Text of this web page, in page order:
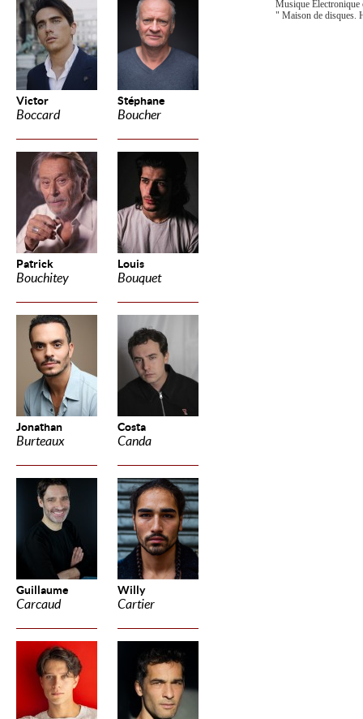
Victor
Boccard
Stéphane
Boucher
Patrick
Bouchitey
Louis
Bouquet
Jonathan
Burteaux
Costa
Canda
Guillaume
Carcaud
Willy
Cartier
Musique
" Maison de disques.